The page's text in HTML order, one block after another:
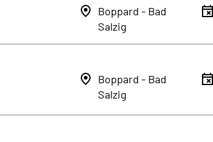
Boppard - Bad
Salzig
Boppard - Bad
Salzig